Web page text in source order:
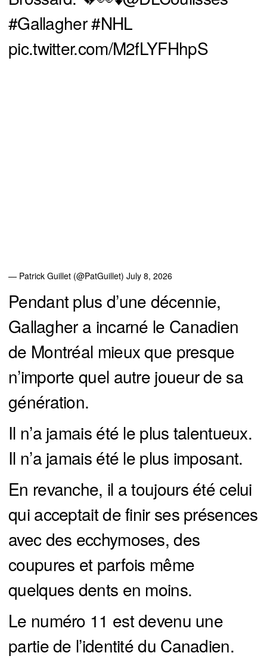
#Gallagher#NHL
pic.twitter.com/M2fLYFHhpS
— Patrick Guillet (@PatGuillet) July 8, 2026
Pendant plus d’une décennie,
Gallagher a incarné le Canadien
de Montréal mieux que presque
n’importe quel autre joueur de sa
génération.
Il n’a jamais été le plus talentueux.
Il n’a jamais été le plus imposant.
En revanche, il a toujours été celui
qui acceptait de finir ses présences
avec des ecchymoses, des
coupures et parfois même
quelques dents en moins.
Le numéro 11 est devenu une
partie de l’identité du Canadien.